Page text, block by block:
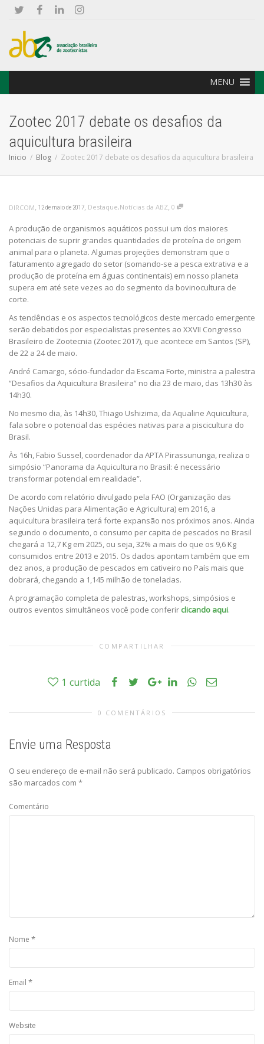
MENU
Zootec 2017 debate os desafios da
aquicultura brasileira
Inicio Blog Zootec 2017 debate os desafios da aquicultura brasileira
DIRCOM, 12 de maio de 2017, Destaque,Notícias da ABZ, 0
A produção de organismos aquáticos possui um dos maiores
potenciais de suprir grandes quantidades de proteína de origem
animal para o planeta. Algumas projeções demonstram que o
faturamento agregado do setor (somando-se a pesca extrativa e a
produção de proteína em águas continentais) em nosso planeta
supera em até sete vezes ao do segmento da bovinocultura de
corte.
As tendências e os aspectos tecnológicos deste mercado emergente
serão debatidos por especialistas presentes ao XXVII Congresso
Brasileiro de Zootecnia (Zootec 2017), que acontece em Santos (SP),
de 22 a 24 de maio.
André Camargo, sócio-fundador da Escama Forte, ministra a palestra
“Desafios da Aquicultura Brasileira” no dia 23 de maio, das 13h30 às
14h30.
No mesmo dia, às 14h30, Thiago Ushizima, da Aqualine Aquicultura,
fala sobre o potencial das espécies nativas para a piscicultura do
Brasil.
Às 16h, Fabio Sussel, coordenador da APTA Pirassununga, realiza o
simpósio “Panorama da Aquicultura no Brasil: é necessário
transformar potencial em realidade”.
De acordo com relatório divulgado pela FAO (Organização das
Nações Unidas para Alimentação e Agricultura) em 2016, a
aquicultura brasileira terá forte expansão nos próximos anos. Ainda
segundo o documento, o consumo per capita de pescados no Brasil
chegará a 12,7 Kg em 2025, ou seja, 32% a mais do que os 9,6 Kg
consumidos entre 2013 e 2015. Os dados apontam também que em
dez anos, a produção de pescados em cativeiro no País mais que
dobrará, chegando a 1,145 milhão de toneladas.
A programação completa de palestras, workshops, simpósios e
outros eventos simultâneos você pode conferir clicando aqui.
COMPARTILHAR
1 curtida
0 COMENTÁRIOS
Envie uma Resposta
O seu endereço de e-mail não será publicado. Campos obrigatórios
são marcados com *
Comentário
Nome *
Email *
Website